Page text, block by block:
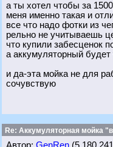
а ты хотел чтобы за
меня именно такая и
все что надо фотки из
рельно не учитываешь
что купили забесценок
а аккумуляторный
и да-эта мойка не для
сочувствую
Re: Аккумуляторная мойка